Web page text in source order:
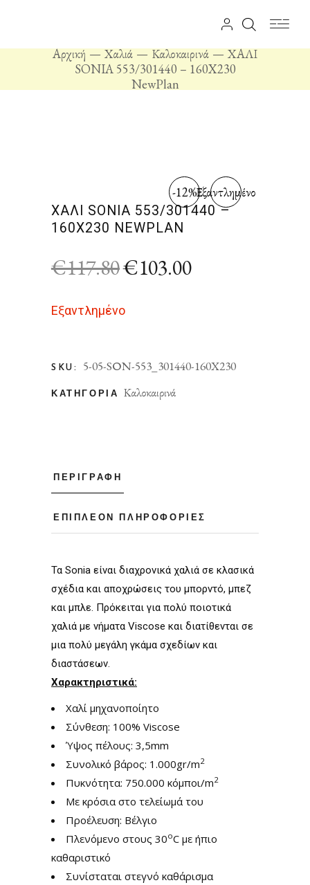
Αρχική Χαλιά Καλοκαιρινά
ΧΑΛΙ
SONIA 553/301440 – 160X230
NewPlan
-12%Εξαντλημένο
ΧΑΛΙ SONIA 553/301440 –
160X230 NEWPLAN
€117.80€103.00
Εξαντλημένο
SKU: 5-05-SΟΝ-553_301440-160X230
ΚΑΤΗΓΟΡΊΑ Καλοκαιρινά
ΠΕΡΙΓΡΑΦΉ
ΕΠΙΠΛΈΟΝ ΠΛΗΡΟΦΟΡΊΕΣ
Τα Sonia είναι διαχρονικά χαλιά σε κλασικά
σχέδια και αποχρώσεις του μπορντό, μπεζ
και μπλε. Πρόκειται για πολύ ποιοτικά
χαλιά με νήματα Viscose και διατίθενται σε
μια πολύ μεγάλη γκάμα σχεδίων και
διαστάσεων.
Χαρακτηριστικά:
Χαλί μηχανοποίητο
Σύνθεση: 100% Viscose
Ύψος πέλους: 3,5mm
Συνολικό βάρος: 1.000gr/m2
Πυκνότητα: 750.000 κόμποι/m2
Με κρόσια στο τελείωμά του
Προέλευση: Βέλγιο
Πλενόμενο στους 30οC με ήπιο
καθαριστικό
Συνίσταται στεγνό καθάρισμα